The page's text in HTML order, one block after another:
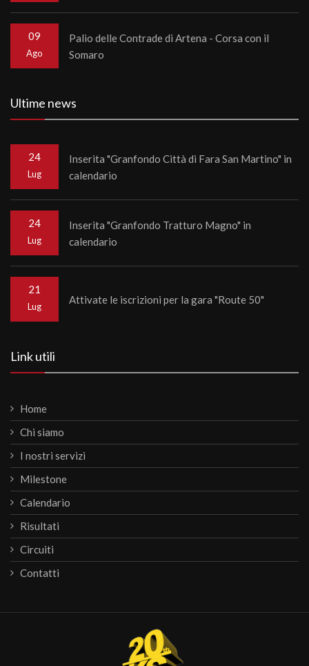
09
Ago
Palio delle Contrade di Artena - Corsa con il
Somaro
Ultime news
24
Lug
Inserita "Granfondo Città di Fara San Martino" in
calendario
24
Lug
Inserita "Granfondo Tratturo Magno" in
calendario
21
Lug
Attivate le iscrizioni per la gara "Route 50"
Link utili
Home
Chi siamo
I nostri servizi
Milestone
Calendario
Risultati
Circuiti
Contatti